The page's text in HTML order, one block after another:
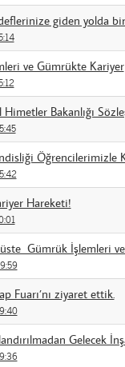
giden yolda
ve Gümrükte Kariyer
Bakanlığı
Öğrencilerimizle
Hareketi!
Gümrük İşlemleri
Fuarı’nı ziyaret ettik.
Gelecek